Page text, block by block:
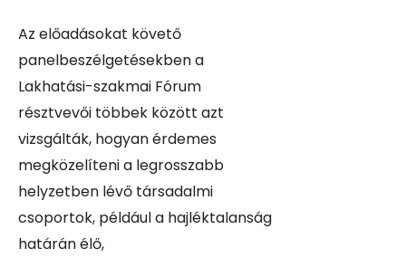
Az előadásokat követő
panelbeszélgetésekben a
Lakhatási-szakmai Fórum
résztvevői többek között azt
vizsgálták, hogyan érdemes
megközelíteni a legrosszabb
helyzetben lévő társadalmi
csoportok, például a hajléktalanság
határán élő,